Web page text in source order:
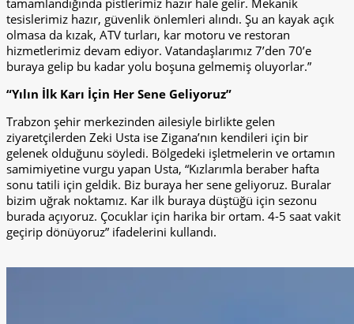
tamamlandığında pistlerimiz hazır hale gelir. Mekanik
tesislerimiz hazır, güvenlik önlemleri alındı. Şu an kayak açık
olmasa da kızak, ATV turları, kar motoru ve restoran
hizmetlerimiz devam ediyor. Vatandaşlarımız 7’den 70’e
buraya gelip bu kadar yolu boşuna gelmemiş oluyorlar.”
“Yılın İlk Karı İçin Her Sene Geliyoruz”
Trabzon şehir merkezinden ailesiyle birlikte gelen
ziyaretçilerden Zeki Usta ise Zigana’nın kendileri için bir
gelenek olduğunu söyledi. Bölgedeki işletmelerin ve ortamın
samimiyetine vurgu yapan Usta, “Kızlarımla beraber hafta
sonu tatili için geldik. Biz buraya her sene geliyoruz. Buralar
bizim uğrak noktamız. Kar ilk buraya düştüğü için sezonu
burada açıyoruz. Çocuklar için harika bir ortam. 4-5 saat vakit
geçirip dönüyoruz” ifadelerini kullandı.